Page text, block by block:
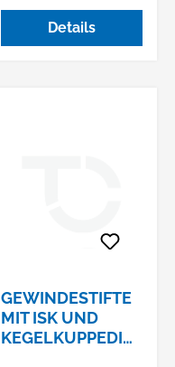
Schlitz
Details
GEWINDESTIFTE
MIT ISK UND
KEGELKUPPEDIN